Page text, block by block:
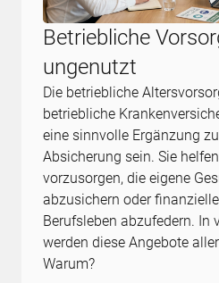
Betriebliche
ungenutzt
Die betriebliche
betriebliche
eine sinnvolle Ergänzung
Absicherung sein. Sie
vorzusorgen, die eigene
abzusichern oder
Berufsleben abzufedern. In
werden diese Angebote
Warum?